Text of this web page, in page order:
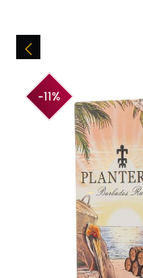
-11%